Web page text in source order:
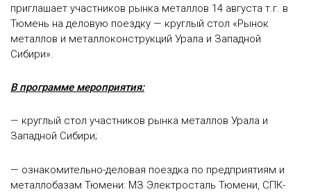
приглашает участников рынка металлов 14 августа т.г. в
Тюмень на деловую поездку — круглый стол «Рынок
металлов и металлоконструкций Урала и Западной
Сибири».
В программе мероприятия:
— круглый стол участников рынка металлов Урала и
Западной Сибири;
— ознакомительно-деловая поездка по предприятиям и
металлобазам Тюмени: МЗ Электросталь Тюмени, СПК-